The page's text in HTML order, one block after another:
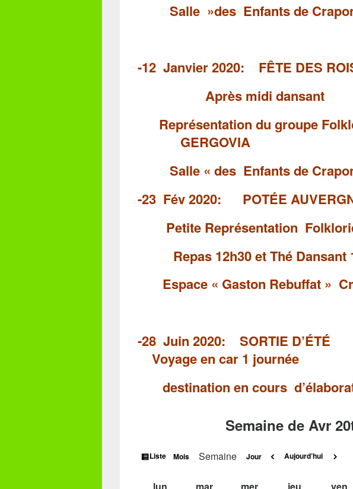
Salle »des Enfants de
-12 Janvier 2020: FÊTE DES
Après midi dansant
Représentation du
GERGOVIA
Salle « des Enfantsde
-23 Fév 2020: POTÉE
Petite Représentation
Repas 12h30 et Thé Dansant
Espace « Gaston Rebuffat »
-28 Juin 2020:
Voyage en car 1 journée
destination en cours
Semaine de Avr
Vue
Liste Mois Semaine Jour Précédent
Aujourd’hui
lunlundi marmardi mermercredi
jeujeudi ven